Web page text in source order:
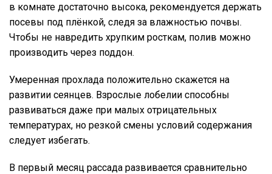
в комнате достаточно высока, рекомендуется держать
посевы под плёнкой, следя за влажностью почвы.
Чтобы не навредить хрупким росткам, полив можно
производить через поддон.
Умеренная прохлада положительно скажется на
развитии сеянцев. Взрослые лобелии способны
развиваться даже при малых отрицательных
температурах, но резкой смены условий содержания
следует избегать.
В первый месяц рассада развивается сравнительно